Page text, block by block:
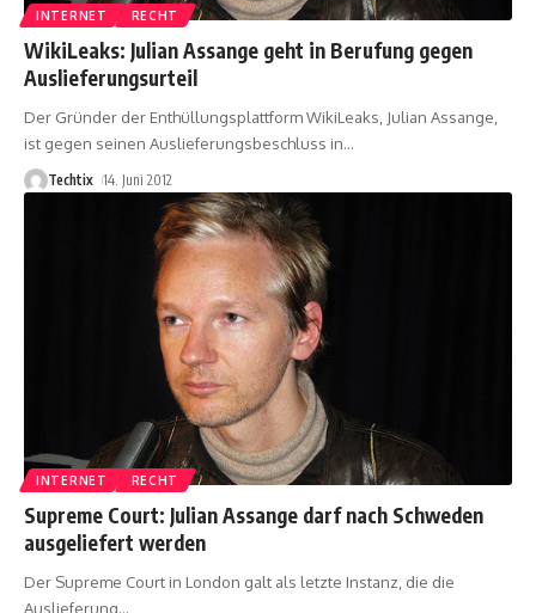
INTERNET RECHT
WikiLeaks: Julian Assange geht in Berufung gegen
Auslieferungsurteil
Der Gründer der Enthüllungsplattform WikiLeaks, Julian Assange,
ist gegen seinen Auslieferungsbeschluss in…
Techtix 14. Juni 2012
INTERNET RECHT
Supreme Court: Julian Assange darf nach Schweden
ausgeliefert werden
Der Supreme Court in London galt als letzte Instanz, die die
Auslieferung…